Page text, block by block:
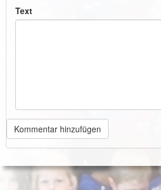
Text
Kommentar hinzufügen